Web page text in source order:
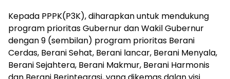
Kepada PPPK(P3K), diharapkan untuk mendukung
program prioritas Gubernur dan Wakil Gubernur
dengan 9 (sembilan) program prioritas Berani
Cerdas, Berani Sehat, Berani lancar, Berani Menyala,
Berani Sejahtera, Berani Makmur, Berani Harmonis